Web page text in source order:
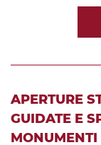
APERTURE
GUIDATE E
MONUMENTI